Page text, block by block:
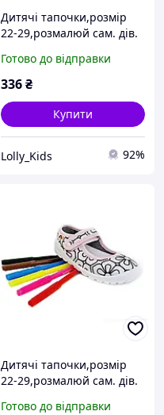
Дитячі тапочки,розмір
22-29,розмалюй сам. дів.
Готово до відправки
336₴
Купити
Lolly_Kids 92%
Дитячі тапочки,розмір
22-29,розмалюй сам. дів.
Готово до відправки